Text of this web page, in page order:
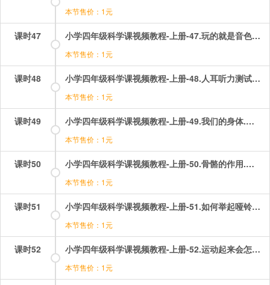
本节售价：1元
课时47 小学四年级科学课视频教程-上册-47.玩的就是音色.mp4
本节售价：1元
课时48 小学四年级科学课视频教程-上册-48.人耳听力测试.mp4
本节售价：1元
课时49 小学四年级科学课视频教程-上册-49.我们的身体.mp4
本节售价：1元
课时50 小学四年级科学课视频教程-上册-50.骨骼的作用.mp4
本节售价：1元
课时51 小学四年级科学课视频教程-上册-51.如何举起哑铃？.mp4
本节售价：1元
课时52 小学四年级科学课视频教程-上册-52.运动起来会怎么样？.mp4
本节售价：1元